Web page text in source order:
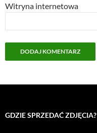
Witryna internetowa
GDZIE SPRZEDAĆ ZDJĘCIA?